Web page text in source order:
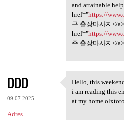
and attainable
href="https://
구 출장마사지</
href="https://
주 출장마사지</a>
DDD
09.07.2025
Adres
Hello, this
Hello, this
i am reading this
at my home.olxtoto